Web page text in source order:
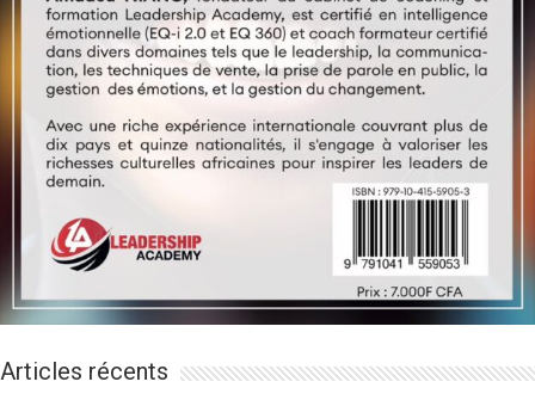
Articles récents